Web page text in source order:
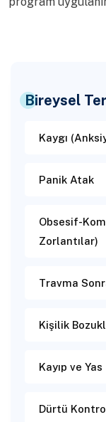
Bireysel
Kaygı
Panik Atak
Obsesif-
Zorlantılar)
Travma
Kişilik
Kayıp ve Yas
Dürtü